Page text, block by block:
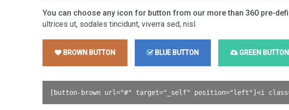
You can choose any icon for button from our more than 360 pre-
ultrices ut, sodales tincidunt, viverra sed, nisl.
BROWN BUTTON BLUE BUTTON GREEN BUTTON
[ button-brown url="#" target="_self" position="left" ]<i